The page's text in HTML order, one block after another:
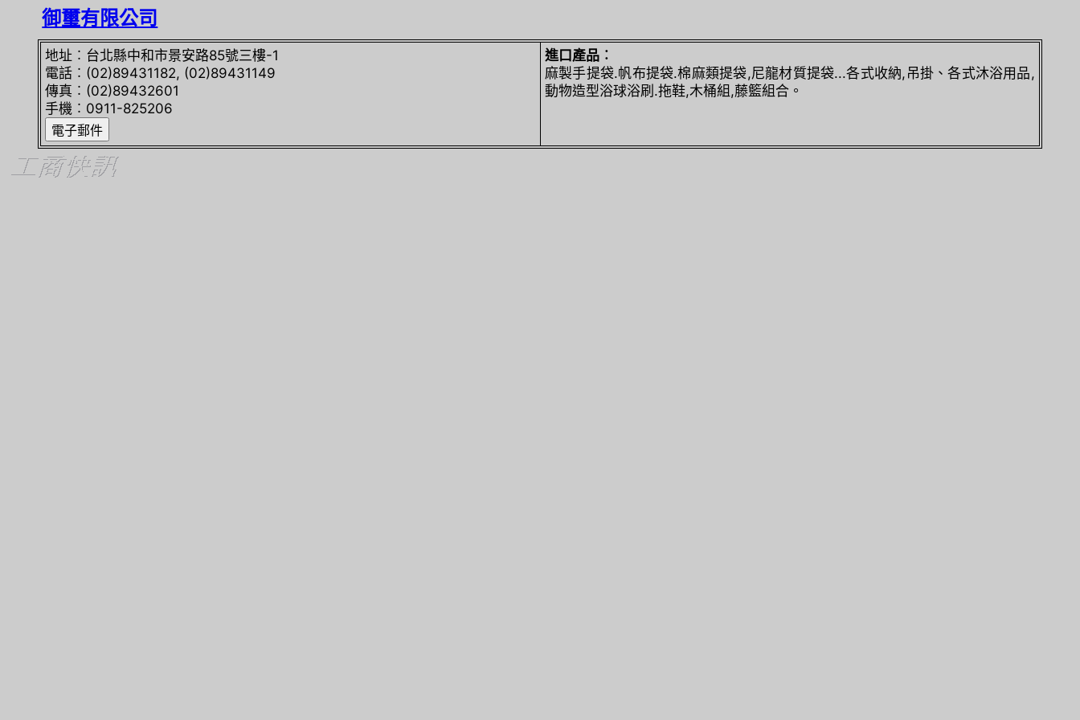
御璽有限公司
地址︰台北縣中和市景安路85號三樓-1
電話︰(02)89431182, (02)89431149
傳真︰(02)89432601
手機︰0911-825206
進口產品︰
麻製手提袋.帆布提袋.棉麻類提袋,尼龍材質提袋...各式收納,吊掛、各式沐浴用品,
動物造型浴球浴刷.拖鞋,木桶組,藤籃組合。